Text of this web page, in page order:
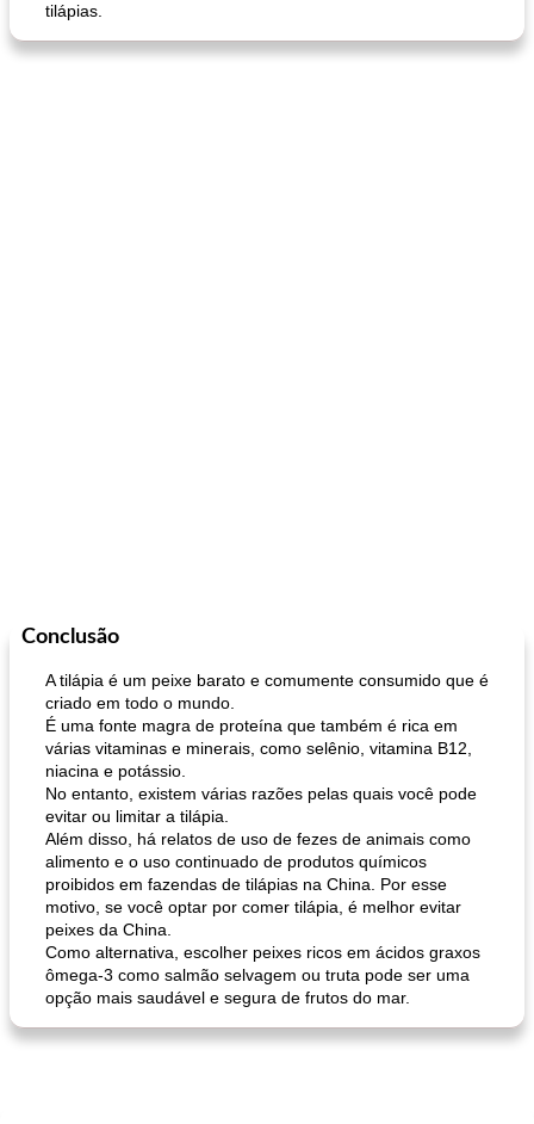
tilápias.
Conclusão
A tilápia é um peixe barato e comumente consumido que é
criado em todo o mundo.
É uma fonte magra de proteína que também é rica em
várias vitaminas e minerais, como selênio, vitamina B12,
niacina e potássio.
No entanto, existem várias razões pelas quais você pode
evitar ou limitar a tilápia.
Além disso, há relatos de uso de fezes de animais como
alimento e o uso continuado de produtos químicos
proibidos em fazendas de tilápias na China. Por esse
motivo, se você optar por comer tilápia, é melhor evitar
peixes da China.
Como alternativa, escolher peixes ricos em ácidos graxos
ômega-3 como salmão selvagem ou truta pode ser uma
opção mais saudável e segura de frutos do mar.